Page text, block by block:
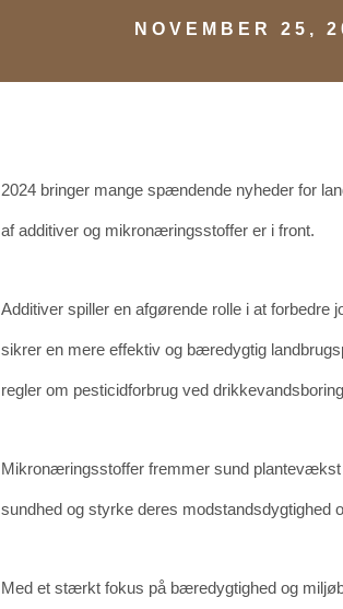
NOVEMBER 25,
2024 bringer mange spændende nyheder for
af additiver og mikronæringsstoffer er i front.
Additiver spiller en afgørende rolle i at
sikrer en mere effektiv og bæredygtig
regler om pesticidforbrug ved
Mikronæringsstoffer fremmer sund
sundhed og styrke deres
Med et stærkt fokus på bæredygtighed og